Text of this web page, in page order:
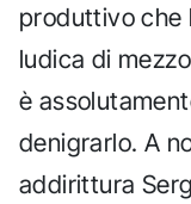
produttivo che
ludica di
è
denigrarlo. A
addirittura